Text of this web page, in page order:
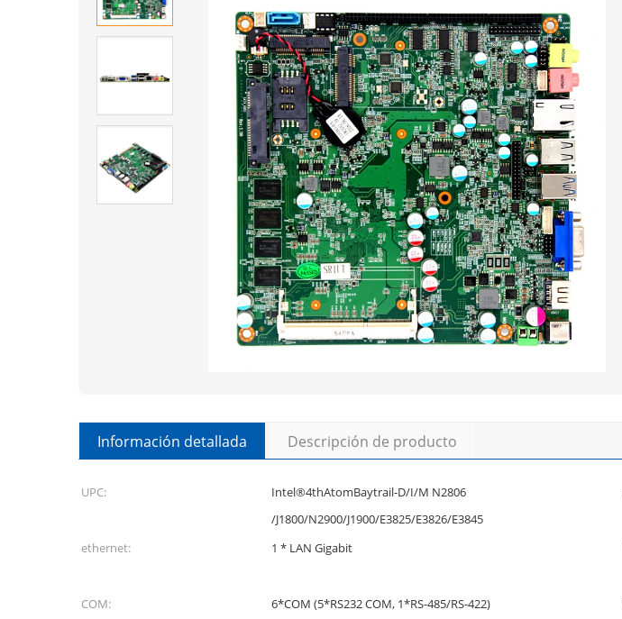
Información detallada Descripción de producto
UPC:
Intel®4thAtomBaytrail-D/I/M N2806
/J1800/N2900/J1900/E3825/E3826/E3845
ethernet: 1 * LAN Gigabit
COM:
6*COM (5*RS232 COM, 1*RS-485/RS-422)